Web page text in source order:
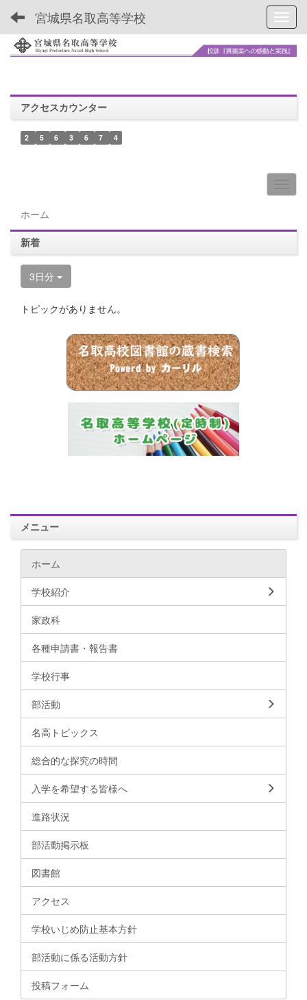
宮城県名取高等学校
アクセスカウンター
2 5 6 3 6 7 4
ホーム
新着
3日分
トピックがありません。
メニュー
ホーム
学校紹介
家政科
各種申請書・報告書
学校行事
部活動
名高トピックス
総合的な探究の時間
入学を希望する皆様へ
進路状況
部活動掲示板
図書館
アクセス
学校いじめ防止基本方針
部活動に係る活動方針
投稿フォーム